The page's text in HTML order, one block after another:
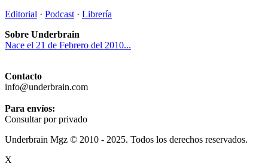
Editorial · Podcast · Librería
Sobre Underbrain
Nace el 21 de Febrero del 2010...
Contacto
info@underbrain.com
Para envíos:
Consultar por privado
Underbrain Mgz © 2010 - 2025. Todos los derechos reservados.
X